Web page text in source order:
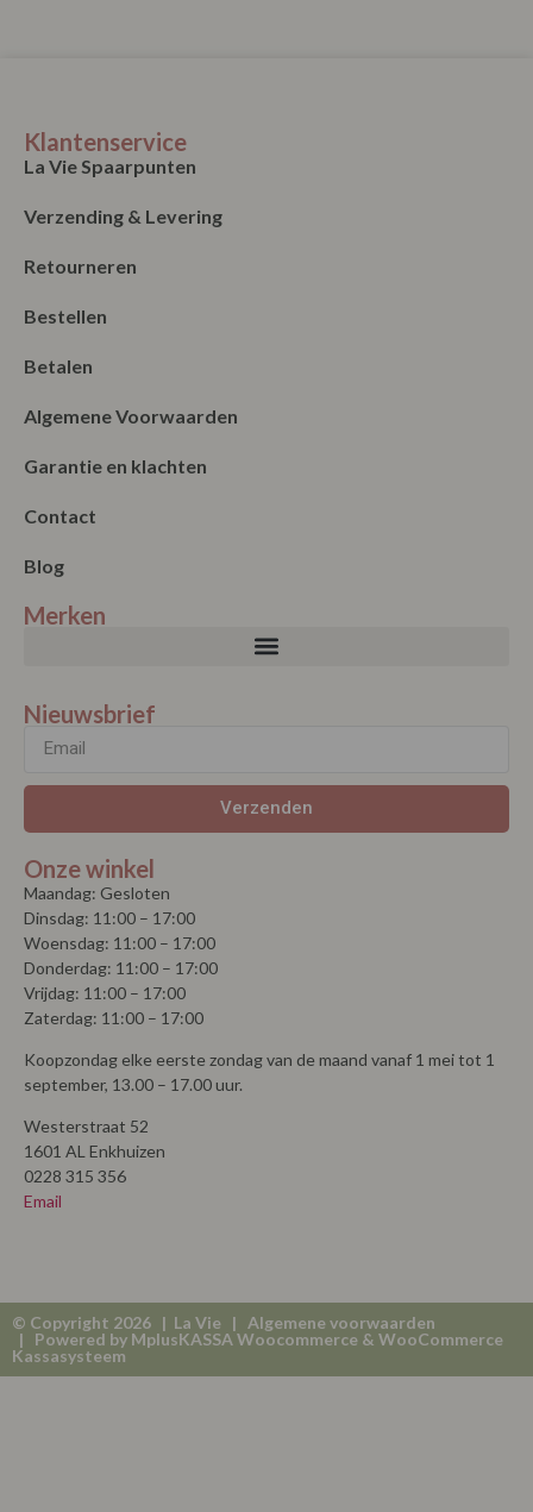
Klantenservice
La Vie Spaarpunten
Verzending & Levering
Retourneren
Bestellen
Betalen
Algemene Voorwaarden
Garantie en klachten
Contact
Blog
Merken
Nieuwsbrief
Verzenden
Onze winkel
Maandag: Gesloten
Dinsdag: 11:00 – 17:00
Woensdag: 11:00 – 17:00
Donderdag: 11:00 – 17:00
Vrijdag: 11:00 – 17:00
Zaterdag: 11:00 – 17:00
Koopzondag elke eerste zondag van de maand vanaf 1 mei tot 1
september, 13.00 – 17.00 uur.
Westerstraat 52
1601 AL Enkhuizen
0228 315 356
Email
© Copyright 2026 | La Vie | Algemene voorwaarden
| Powered by MplusKASSA Woocommerce & WooCommerce
Kassasysteem